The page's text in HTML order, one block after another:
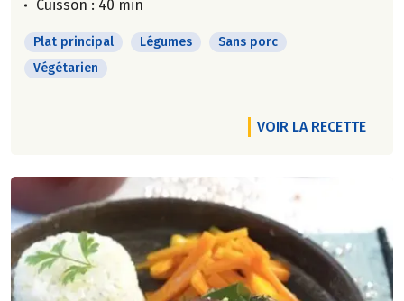
Cuisson : 40 min
Plat principal Légumes
Sans porc
Végétarien
VOIR LA RECETTE